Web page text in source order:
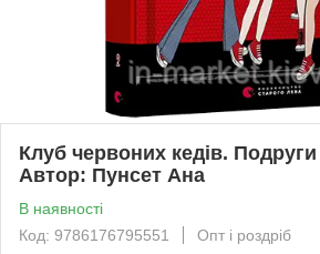
Клуб червоних кедів.
Автор: Пунсет Ана
В наявності
Код: 9786176795551
Опт і роздріб